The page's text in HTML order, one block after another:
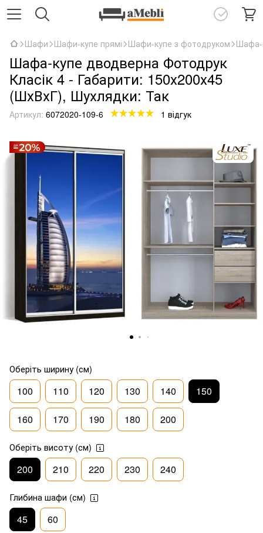
Шафи Шафи-купе прямі Шафи-купе з фотодруком Шафа-
Шафа-купе дводверна Фотодрук
Класік 4 - Габарити: 150х200х45
(ШхВхГ), Шухлядки: Так
Артикул: 6072020-109-6 1 відгук
Оберіть ширину (см)
100 110 120 130 140 150
160 170 190 180 200
Оберіть висоту (см)
200 210 220 230 240
Глибина шафи (см)
45 60